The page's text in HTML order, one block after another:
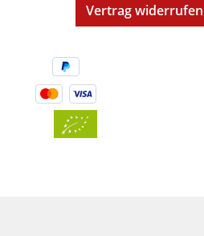
Vertrag widerrufen